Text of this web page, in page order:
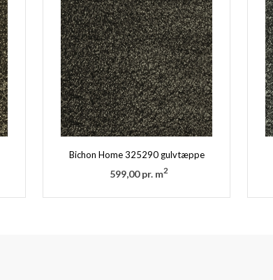
Bichon Home 325290 gulvtæppe
599,00 pr. m2